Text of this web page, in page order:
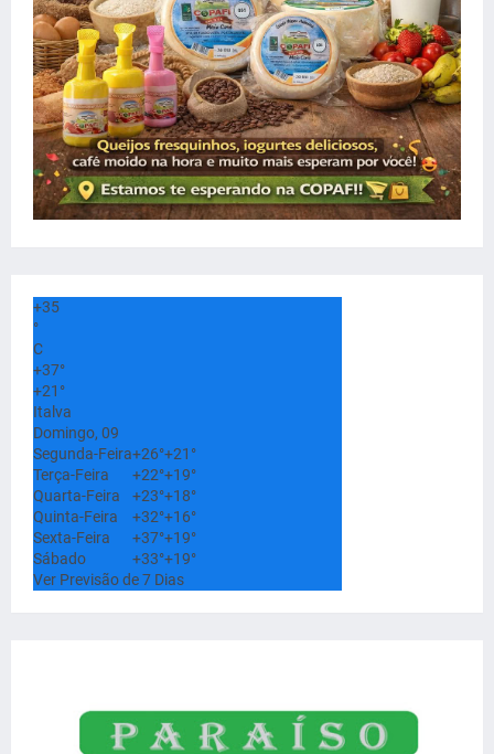
+35
°
C
+37°
+21°
Italva
Domingo, 09
Segunda-Feira+26°+21°
Terça-Feira
+22°+19°
Quarta-Feira
+23°+18°
Quinta-Feira
+32°+16°
Sexta-Feira
+37°+19°
Sábado
+33°+19°
Ver Previsão de 7 Dias